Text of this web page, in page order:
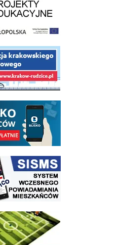
budowy linii kolejowej Krakow Rudzice
- BLISKO, Gmina Wieliczka w aplikacji Blisko
wczesnego ostrzegania mieszkańców SISMS
Wielickie Orliki